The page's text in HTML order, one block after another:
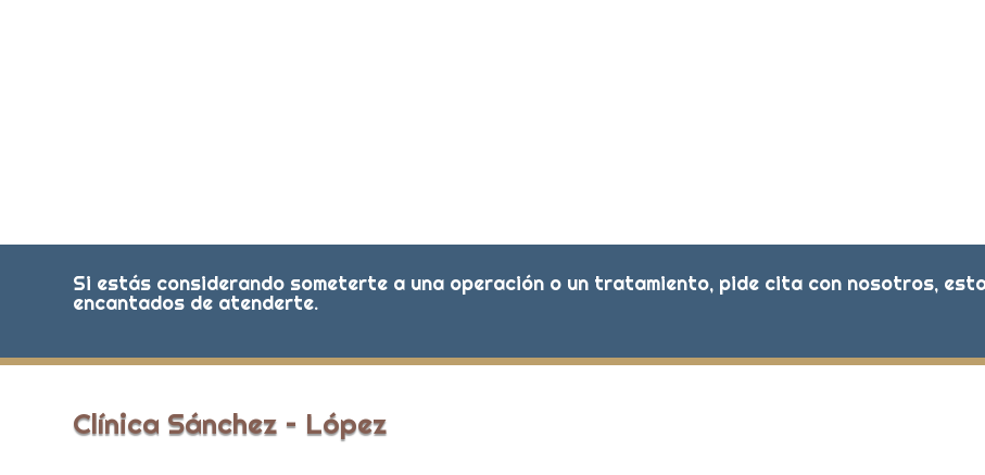
Si estás considerando someterte a una operación o un tratamiento, pide cita con nosotros,
encantados de atenderte.
Clínica Sánchez – López